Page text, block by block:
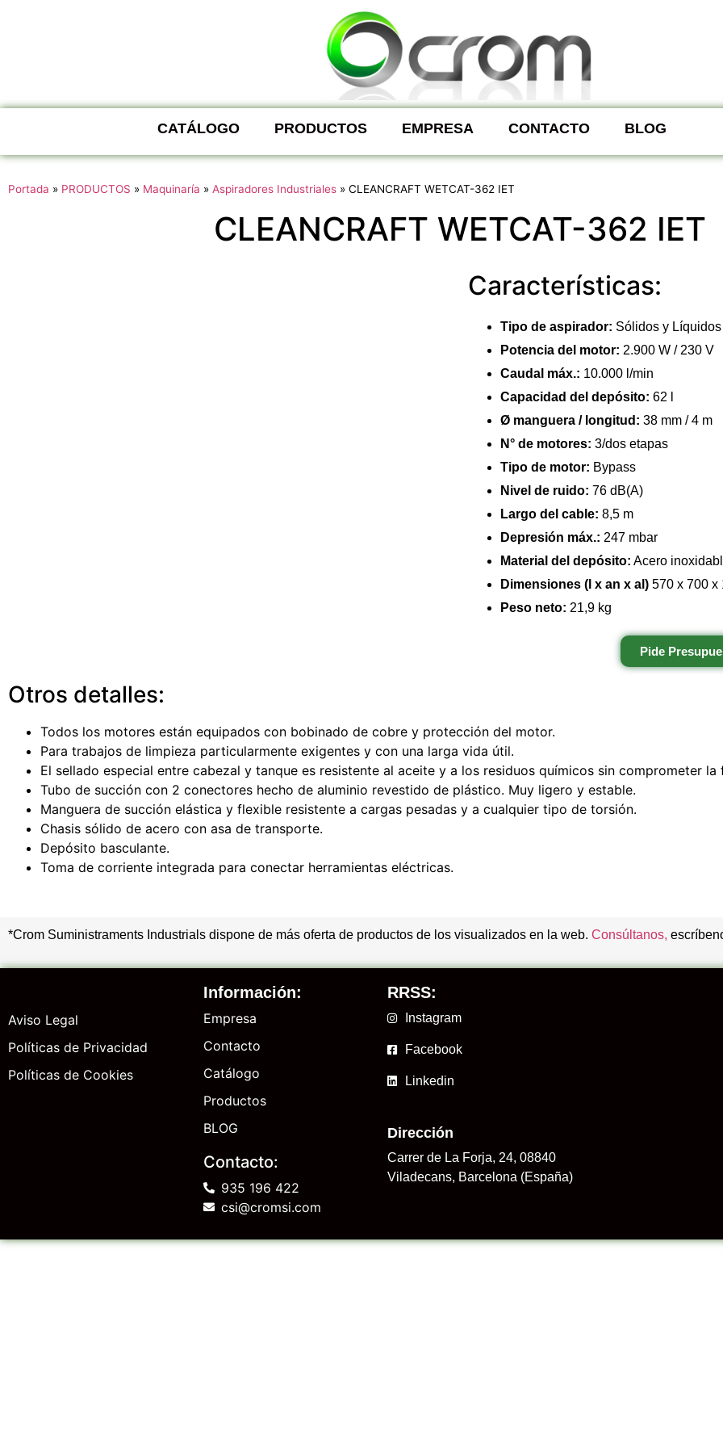
CATÁLOGO PRODUCTOS EMPRESA CONTACTO BLOG
Portada » PRODUCTOS » Maquinaría » Aspiradores Industriales » CLEANCRAFT WETCAT-362 IET
CLEANCRAFT WETCAT-362 IET
Características:
Tipo de aspirador: Sólidos y Líquidos
Potencia del motor: 2.900 W / 230 V
Caudal máx.: 10.000 l/min
Capacidad del depósito: 62 l
Ø manguera / longitud: 38 mm / 4 m
N° de motores: 3/dos etapas
Tipo de motor: Bypass
Nivel de ruido: 76 dB(A)
Largo del cable: 8,5 m
Depresión máx.: 247 mbar
Material del depósito: Acero
Dimensiones (l x an x al) 570 x 700 x
Peso neto: 21,9 kg
Pide
Otros detalles:
Todos los motores están equipados con bobinado de cobre y protección del motor.
Para trabajos de limpieza particularmente exigentes y con una larga vida útil.
El sellado especial entre cabezal y tanque es resistente al aceite y a los residuos químicos sin comprometer la
Tubo de succión con 2 conectores hecho de aluminio revestido de plástico. Muy ligero y estable.
Manguera de succión elástica y flexible resistente a cargas pesadas y a cualquier tipo de torsión.
Chasis sólido de acero con asa de transporte.
Depósito basculante.
Toma de corriente integrada para conectar herramientas eléctricas.
*Crom Suministraments Industrials dispone de más oferta de productos de los visualizados en la web. Consúltanos,
Aviso Legal
Políticas de Privacidad
Políticas de Cookies
Información:
Empresa
Contacto
Catálogo
Productos
BLOG
Contacto:
935 196 422
csi@cromsi.com
RRSS:
Instagram
Facebook
Linkedin
Dirección
Carrer de La Forja, 24, 08840
Viladecans, Barcelona (España)